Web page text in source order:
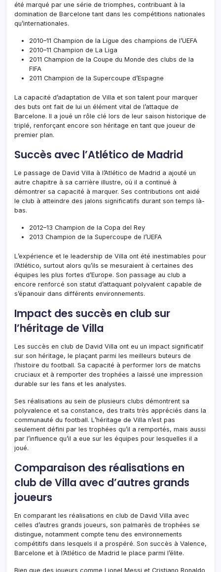
été marqué par une série de triomphes, contribuant à la
domination de Barcelone tant dans les compétitions nationales
qu’internationales.
2010–11 Champion de la Ligue des champions de l’UEFA
2010–11 Champion de La Liga
2011 Champion de la Coupe du Monde des clubs de la
FIFA
2011 Champion de la Supercoupe d’Espagne
La capacité d’adaptation de Villa et son talent pour marquer
des buts ont fait de lui un élément vital de l’attaque de
Barcelone. Il a joué un rôle clé lors de leur saison historique de
triplé, renforçant encore son héritage en tant que joueur de
premier plan.
Succès avec l’Atlético de Madrid
Le passage de David Villa à l’Atlético de Madrid a ajouté un
autre chapitre à sa carrière illustre, où il a continué à
démontrer sa capacité à marquer. Ses contributions ont aidé
le club à atteindre des jalons significatifs durant son temps là-
bas.
2012–13 Champion de la Copa del Rey
2013 Champion de la Supercoupe de l’UEFA
L’expérience et le leadership de Villa ont été inestimables pour
l’Atlético, surtout alors qu’ils se mesuraient à certaines des
équipes les plus fortes d’Europe. Son passage au club a
encore renforcé son statut d’attaquant polyvalent capable de
s’épanouir dans différents environnements.
Impact des succès en club sur
l’héritage de Villa
Les succès en club de David Villa ont eu un impact significatif
sur son héritage, le plaçant parmi les meilleurs buteurs de
l’histoire du football. Sa capacité à performer lors de matchs
cruciaux et à remporter des trophées a laissé une impression
durable sur les fans et les analystes.
Ses réalisations au sein de plusieurs clubs démontrent sa
polyvalence et sa constance, des traits très appréciés dans la
communauté du football. L’héritage de Villa n’est pas
seulement défini par les trophées qu’il a remportés, mais aussi
par l’influence qu’il a eue sur les équipes pour lesquelles il a
joué.
Comparaison des réalisations en
club de Villa avec d’autres grands
joueurs
En comparant les réalisations en club de David Villa avec
celles d’autres grands joueurs, son palmarès de trophées se
distingue, notamment compte tenu des environnements
compétitifs dans lesquels il a prospéré. Son succès à Valence,
Barcelone et à l’Atlético de Madrid le place parmi l’élite.
Bien que des joueurs comme Lionel Messi et Cristiano Ronaldo